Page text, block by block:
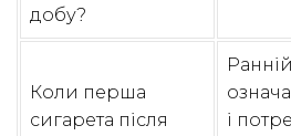
добу?
Коли перша
сигарета після
і